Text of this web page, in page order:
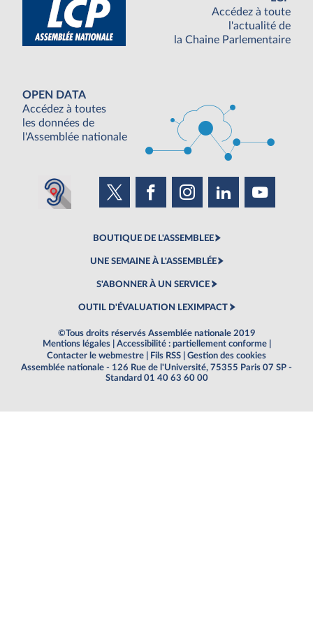
Accédez à toute
l'actualité de
la Chaine Parlementaire
OPEN DATA
Accédez à toutes
les données de
l'Assemblée nationale
BOUTIQUE DE L'ASSEMBLEE
UNE SEMAINE À L'ASSEMBLÉE
S'ABONNER À UN SERVICE
OUTIL D'ÉVALUATION LEXIMPACT
©Tous droits réservés Assemblée nationale 2019
Mentions légales
Accessibilité : partiellement conforme
Contacter le webmestre
Fils RSS
Gestion des cookies
Assemblée nationale - 126 Rue de l'Université, 75355 Paris 07 SP -
Standard 01 40 63 60 00